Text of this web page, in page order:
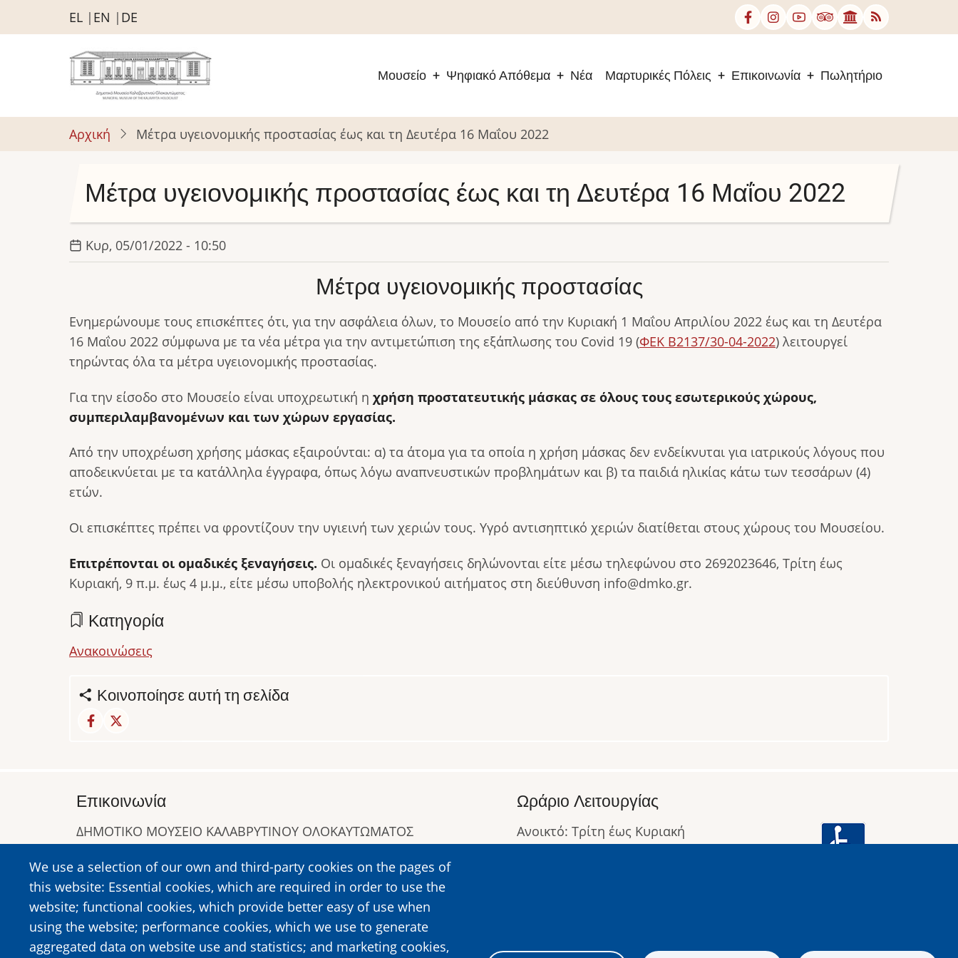
Παράκαμψη
προς
περιεχόμενο
EL EN DE
Μουσείο Ψηφιακό Απόθεμα Νέα Μαρτυρικές Πόλεις Επικοινωνία Πωλητήριο
Αρχική Μέτρα υγειονομικής προστασίας έως και τη Δευτέρα 16 Μαΐου 2022
Μέτρα υγειονομικής προστασίας έως και τη Δευτέρα 16 Μαΐου 2022
Κυρ, 05/01/2022 - 10:50
Μέτρα υγειονομικής προστασίας
Ενημερώνουμε τους επισκέπτες ότι, για την ασφάλεια όλων, το Μουσείο από την Κυριακή 1 Μαΐου Απριλίου 2022 έως και τη Δευτέρα
16 Μαΐου 2022 σύμφωνα με τα νέα μέτρα για την αντιμετώπιση της εξάπλωσης του Covid 19 (ΦΕΚ Β2137/30-04-2022) λειτουργεί
τηρώντας όλα τα μέτρα υγειονομικής προστασίας.
Για την είσοδο στο Μουσείο είναι υποχρεωτική η χρήση προστατευτικής μάσκας σε όλους τους εσωτερικούς χώρους,
συμπεριλαμβανομένων και των χώρων εργασίας.
Από την υποχρέωση χρήσης μάσκας εξαιρούνται: α) τα άτομα για τα οποία η χρήση μάσκας δεν ενδείκνυται για ιατρικούς λόγους που
αποδεικνύεται με τα κατάλληλα έγγραφα, όπως λόγω αναπνευστικών προβλημάτων και β) τα παιδιά ηλικίας κάτω των τεσσάρων (4)
ετών.
Οι επισκέπτες πρέπει να φροντίζουν την υγιεινή των χεριών τους. Υγρό αντισηπτικό χεριών διατίθεται στους χώρους του Μουσείου.
Επιτρέπονται οι ομαδικές ξεναγήσεις. Οι ομαδικές ξεναγήσεις δηλώνονται είτε μέσω τηλεφώνου στο 2692023646, Τρίτη έως
Κυριακή, 9 π.μ. έως 4 μ.μ., είτε μέσω υποβολής ηλεκτρονικού αιτήματος στη διεύθυνση info@dmko.gr.
Κατηγορία
Ανακοινώσεις
Κοινοποίησε αυτή τη σελίδα
We use a selection of our own and third-party cookies on the pages of
this website: Essential cookies, which are required in order to use the
website; functional cookies, which provide better easy of use when
using the website; performance cookies, which we use to generate
aggregated data on website use and statistics; and marketing cookies,
Επικοινωνία
ΔΗΜΟΤΙΚΟ ΜΟΥΣΕΙΟ ΚΑΛΑΒΡΥΤΙΝΟΥ ΟΛΟΚΑΥΤΩΜΑΤΟΣ
Τηλ:2692023646, 2692360220
https://www.dmko.gr || info@dmko.gr
Ωράριο Λειτουργίας
Ανοικτό: Τρίτη έως Κυριακή